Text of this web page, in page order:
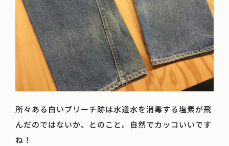
所々ある白いブリーチ跡は水道水を消毒する塩素が飛
んだのではないか、とのこと。自然でカッコいいです
ね！